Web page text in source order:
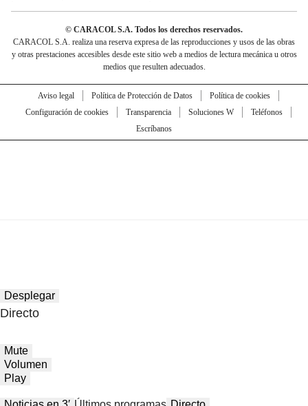
© CARACOL S.A. Todos los derechos reservados.
CARACOL S.A. realiza una reserva expresa de las reproducciones y usos de las obras
y otras prestaciones accesibles desde este sitio web a medios de lectura mecánica u otros
medios que resulten adecuados.
Aviso legal Política de Protección de Datos
Política de cookies
Configuración de cookies
Transparencia Soluciones W
Teléfonos
Escríbanos
Desplegar
Directo
Mute
Volumen
Play